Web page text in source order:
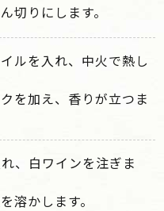
切りにします。
ルを入れ、中火で熱し
を加え、香りが立つま
、白ワインを注ぎま
溶かします。